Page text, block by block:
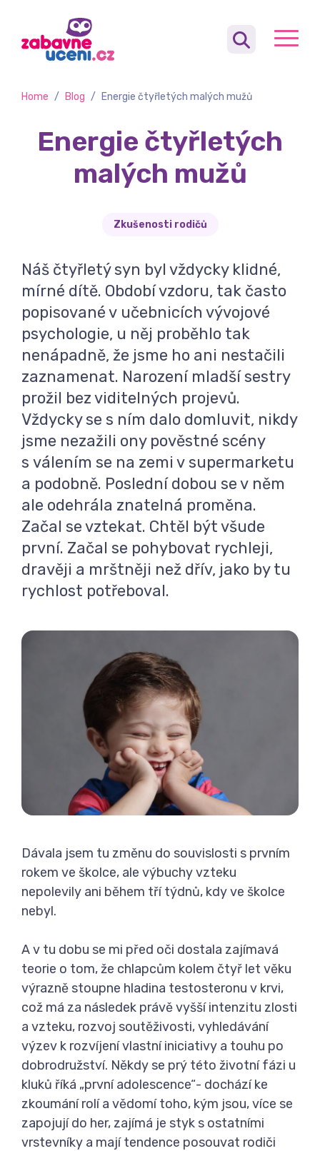
Home / Blog / Energie čtyřletých malých mužů
Energie čtyřletých
malých mužů
Zkušenosti rodičů
Náš čtyřletý syn byl vždycky klidné,
mírné dítě. Období vzdoru, tak často
popisované v učebnicích vývojové
psychologie, u něj proběhlo tak
nenápadně, že jsme ho ani nestačili
zaznamenat. Narození mladší sestry
prožil bez viditelných projevů.
Vždycky se s ním dalo domluvit, nikdy
jsme nezažili ony pověstné scény
s válením se na zemi v supermarketu
a podobně. Poslední dobou se v něm
ale odehrála znatelná proměna.
Začal se vztekat. Chtěl být všude
první. Začal se pohybovat rychleji,
dravěji a mrštněji než dřív, jako by tu
rychlost potřeboval.
Dávala jsem tu změnu do souvislosti s prvním
rokem ve školce, ale výbuchy vzteku
nepolevily ani během tří týdnů, kdy ve školce
nebyl.
A v tu dobu se mi před oči dostala zajímavá
teorie o tom, že chlapcům kolem čtyř let věku
výrazně stoupne hladina testosteronu v krvi,
což má za následek právě vyšší intenzitu zlosti
a vzteku, rozvoj soutěživosti, vyhledávání
výzev k rozvíjení vlastní iniciativy a touhu po
dobrodružství. Někdy se prý této životní fázi u
kluků říká „první adolescence“- dochází ke
zkoumání rolí a vědomí toho, kým jsou, více se
zapojují do her, zajímá je styk s ostatními
vrstevníky a mají tendence posouvat rodiči